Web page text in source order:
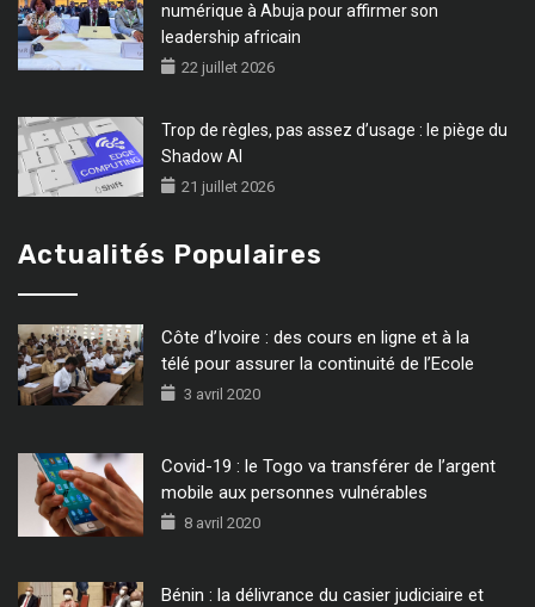
numérique à Abuja pour affirmer son
leadership africain
22 juillet 2026
Trop de règles, pas assez d’usage : le piège du
Shadow AI
21 juillet 2026
Actualités Populaires
Côte d’Ivoire : des cours en ligne et à la
télé pour assurer la continuité de l’Ecole
3 avril 2020
Covid-19 : le Togo va transférer de l’argent
mobile aux personnes vulnérables
8 avril 2020
Bénin : la délivrance du casier judiciaire et